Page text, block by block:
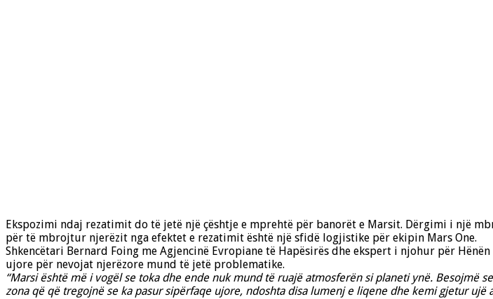
Ekspozimi ndaj rezatimit do të jetë një çështje e mprehtë për banorët e Marsit. Dërgimi i një
për të mbrojtur njerëzit nga efektet e rezatimit është një sfidë logjistike për ekipin Mars One.
Shkencëtari Bernard Foing me Agjencinë Evropiane të Hapësirës dhe ekspert i njohur për
ujore për nevojat njerëzore mund të jetë problematike.
“Marsi është më i vogël se toka dhe ende nuk mund të ruajë atmosferën si planeti ynë.
zona që që tregojnë se ka pasur sipërfaqe ujore, ndoshta disa lumenj e liqene dhe kemi gjetur ujë